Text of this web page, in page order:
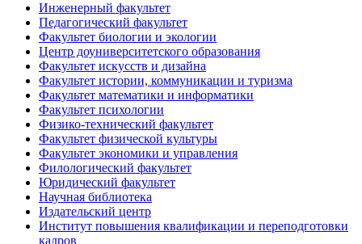
Инженерный факультет
Педагогический факультет
Факультет биологии и экологии
Центр доуниверситетского образования
Факультет искусств и дизайна
Факультет истории, коммуникации и туризма
Факультет математики и информатики
Факультет психологии
Физико-технический факультет
Факультет физической культуры
Факультет экономики и управления
Филологический факультет
Юридический факультет
Научная библиотека
Издательский центр
Институт повышения квалификации и переподготовки
кадров